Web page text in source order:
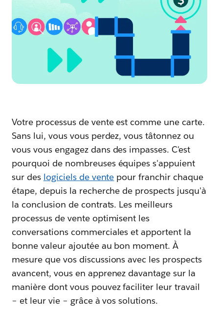
Votre processus de vente est comme une carte.
Sans lui, vous vous perdez, vous tâtonnez ou
vous vous engagez dans des impasses. C'est
pourquoi de nombreuses équipes s'appuient
sur des logiciels de vente pour franchir chaque
étape, depuis la recherche de prospects jusqu'à
la conclusion de contrats. Les meilleurs
processus de vente optimisent les
conversations commerciales et apportent la
bonne valeur ajoutée au bon moment. À
mesure que vos discussions avec les prospects
avancent, vous en apprenez davantage sur la
manière dont vous pouvez faciliter leur travail
– et leur vie – grâce à vos solutions.